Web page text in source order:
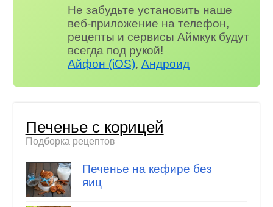
Не забудьте установить наше
веб-приложение на телефон,
рецепты и сервисы Аймкук будут
всегда под рукой!
Айфон (iOS),Андроид
Печенье с корицей
Подборка рецептов
Печенье на кефире без
яиц